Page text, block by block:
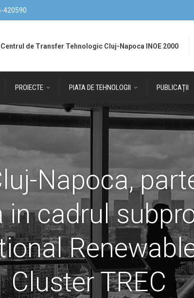
420590
Centrul de Transfer Tehnologic Cluj-Napoca INOE 2000
PROIECTE PIATA DE TEHNOLOGII PUBLICAȚII
Napoca,
in cadrul
Cluster TREC